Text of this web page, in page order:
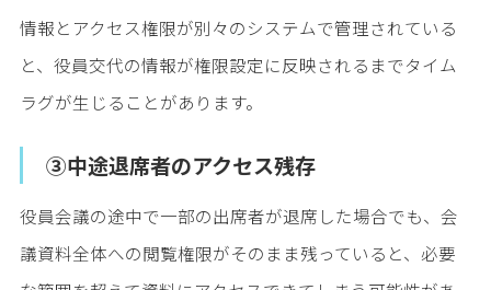
情報とアクセス権限が別々のシステムで管理されている
と、役員交代の情報が権限設定に反映されるまでタイム
ラグが生じることがあります。
③中途退席者のアクセス残存
役員会議の途中で一部の出席者が退席した場合でも、会
議資料全体への閲覧権限がそのまま残っていると、必要